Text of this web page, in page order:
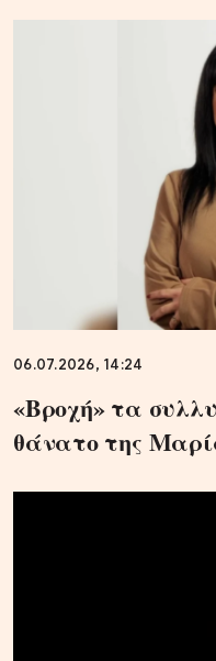
06.07.2026, 14:24
«Βροχή» τα
θάνατο της